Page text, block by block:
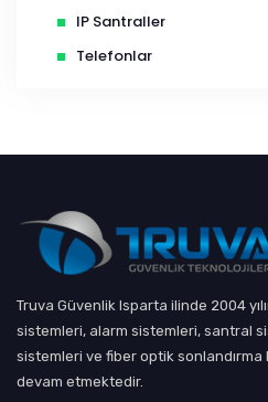
IP Santraller
Telefonlar
Truva Güvenlik Isparta ilinde 2004
sistemleri, alarm sistemleri, santral
sistemleri ve fiber optik
devam etmektedir.